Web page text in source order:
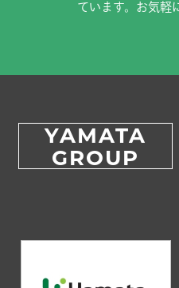
ています。お気軽
YAMATA
GROUP